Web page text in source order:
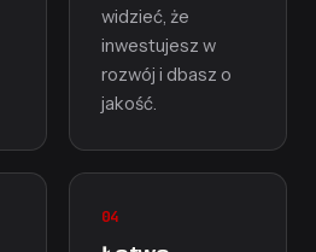
widzieć, że
inwestujesz w
rozwój i dbasz o
jakość.
04